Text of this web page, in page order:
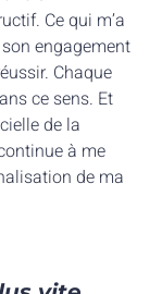
Ce qui m’a
engagement
Chaque
ce sens. Et
de la
à me
de ma